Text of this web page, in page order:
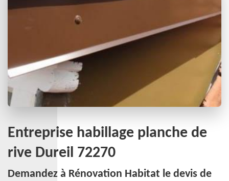
Entreprise habillage planche de
rive Dureil 72270
Demandez à Rénovation Habitat le devis de